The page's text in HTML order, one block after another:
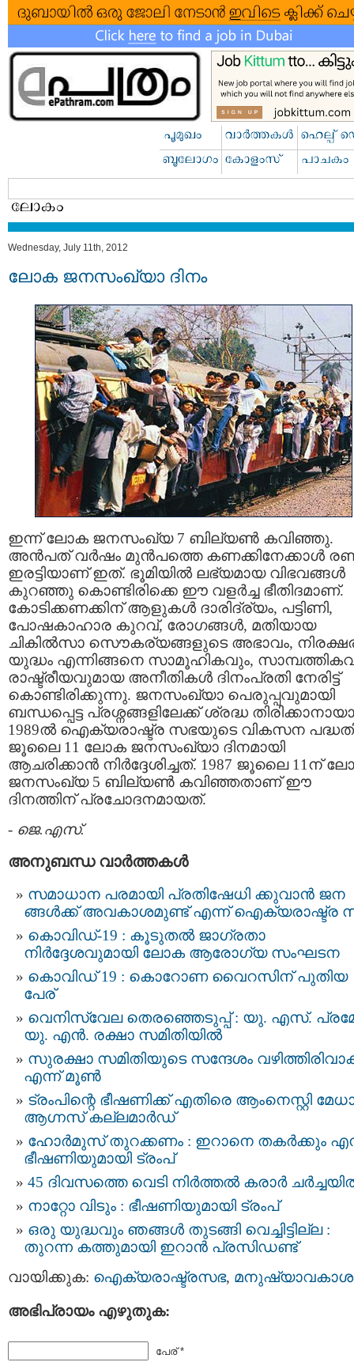
Wednesday, July 11th, 2012
ലോക ജനസംഖ്യാ ദിനം
ഇന്ന് ലോക ജനസംഖ്യ 7 ബില്യൺ കവിഞ്ഞു.
അൻപത് വർഷം മുൻപത്തെ കണക്കിനേക്കാൾ
ഇരട്ടിയാണ് ഇത്. ഭൂമിയിൽ ലഭ്യമായ വിഭവങ്ങൾ
കുറഞ്ഞു കൊണ്ടിരിക്കെ ഈ വളർച്ച ഭീതിദമാണ്.
കോടിക്കണക്കിന് ആളുകൾ ദാരിദ്ര്യം, പട്ടിണി,
പോഷകാഹാര കുറവ്, രോഗങ്ങൾ, മതിയായ
ചികിൽസാ സൌകര്യങ്ങളുടെ അഭാവം,
യുദ്ധം എന്നിങ്ങനെ സാമൂഹികവും,
രാഷ്ട്രീയവുമായ അനീതികൾ ദിനംപ്രതി നേരിട്ട്
കൊണ്ടിരിക്കുന്നു. ജനസംഖ്യാ പെരുപ്പവുമായി
ബന്ധപ്പെട്ട പ്രശ്നങ്ങളിലേക്ക് ശ്രദ്ധ
1989ൽ ഐക്യരാഷ്ട്ര സഭയുടെ വികസന
ജൂലൈ 11 ലോക ജനസംഖ്യാ ദിനമായി
ആചരിക്കാൻ നിർദ്ദേശിച്ചത്. 1987 ജൂലൈ 11ന്
ജനസംഖ്യ 5 ബില്യൺ കവിഞ്ഞതാണ് ഈ
ദിനത്തിന് പ്രചോദനമായത്.
- ജെ.എസ്.
അനുബന്ധ വാര്‍ത്തകള്‍
സമാധാന പരമായി പ്രതിഷേധി ക്കുവാന്‍ ജന
ങ്ങൾക്ക് അവകാശമുണ്ട് എന്ന് ഐക്യരാഷ്ട്ര
കൊവിഡ്-19 : കൂടുതൽ ജാഗ്രതാ
നിർദ്ദേശവുമായി ലോക ആരോഗ്യ സംഘടന
കൊവിഡ് 19 : കൊറോണ വൈറസിന് പുതിയ
പേര്
വെ​നി​സ്വേ​ല തെ​ര​ഞ്ഞെ​ടു​പ്പ്​ : യു.​ എ​സ്.​
യു.​ എ​ൻ. ര​ക്ഷാ​ സ​മി​തി​യി​ൽ
സുരക്ഷാ സമിതിയുടെ സന്ദേശം
എന്ന് മൂണ്‍
ട്രംപിന്റെ ഭീഷണിക്ക് എതിരെ ആംനെസ്റ്റി
ആഗ്നസ് കല്ലമാർഡ്
ഹോർമുസ് തുറക്കണം : ഇറാനെ തകർക്കും
ഭീഷണിയുമായി ട്രംപ്
45 ദിവസത്തെ വെടി നിർത്തൽ കരാര്‍
നാറ്റോ വിടും : ഭീഷണിയുമായി ട്രംപ്
ഒരു യുദ്ധവും ഞങ്ങള്‍ തുടങ്ങി വെച്ചിട്ടില്ല :
തുറന്ന കത്തുമായി ഇറാൻ പ്രസിഡണ്ട്
വായിക്കുക: ഐക്യരാഷ്ട്രസഭ,
അഭിപ്രായം എഴുതുക:
പേര് *